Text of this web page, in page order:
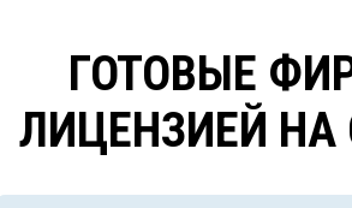
ГОТОВЫЕ
ЛИЦЕНЗИЕЙ